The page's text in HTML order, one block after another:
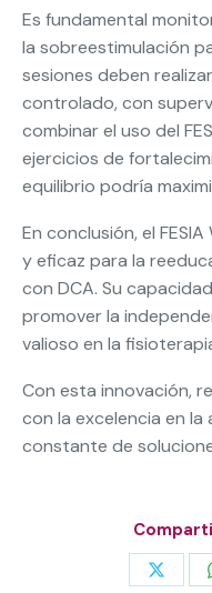
Es fundamental
la sobreestimulación
sesiones deben
controlado, con
combinar el uso del
ejercicios de
equilibrio podría
En conclusión, el
y eficaz para la
con DCA. Su
promover la
valioso en la
Con esta innovación,
con la excelencia en
constante de
Share